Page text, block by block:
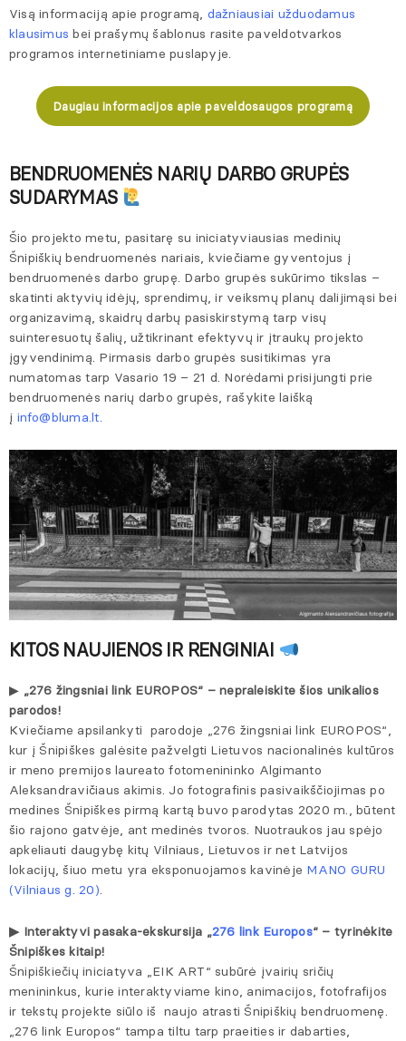
Visą informaciją apie programą, dažniausiai užduodamus
klausimus bei prašymų šablonus rasite paveldotvarkos
programos internetiniame puslapyje.
Daugiau informacijos apie paveldosaugos programą
BENDRUOMENĖS NARIŲ DARBO GRUPĖS
SUDARYMAS
Šio projekto metu, pasitarę su iniciatyviausias medinių
Šnipiškių bendruomenės nariais, kviečiame gyventojus į
bendruomenės darbo grupę. Darbo grupės sukūrimo tikslas –
skatinti aktyvių idėjų, sprendimų, ir veiksmų planų dalijimąsi bei
organizavimą, skaidrų darbų pasiskirstymą tarp visų
suinteresuotų šalių, užtikrinant efektyvų ir įtraukų projekto
įgyvendinimą. Pirmasis darbo grupės susitikimas yra
numatomas tarp Vasario 19 – 21 d. Norėdami prisijungti prie
bendruomenės narių darbo grupės, rašykite laišką
į info@bluma.lt.
KITOS NAUJIENOS IR RENGINIAI
▶ „276 žingsniai link EUROPOS“ – nepraleiskite šios unikalios
parodos!
Kviečiame apsilankyti parodoje „276 žingsniai link EUROPOS“,
kur į Šnipiškes galėsite pažvelgti Lietuvos nacionalinės kultūros
ir meno premijos laureato fotomenininko Algimanto
Aleksandravičiaus akimis. Jo fotografinis pasivaikščiojimas po
medines Šnipiškes pirmą kartą buvo parodytas 2020 m., būtent
šio rajono gatvėje, ant medinės tvoros. Nuotraukos jau spėjo
apkeliauti daugybę kitų Vilniaus, Lietuvos ir net Latvijos
lokacijų, šiuo metu yra eksponuojamos kavinėje MANO GURU
(Vilniaus g. 20).
▶ Interaktyvi pasaka-ekskursija „276 link Europos“ – tyrinėkite
Šnipiškes kitaip!
Šnipiškiečių iniciatyva „EIK ART“ subūrė įvairių sričių
menininkus, kurie interaktyviame kino, animacijos, fotofrafijos
ir tekstų projekte siūlo iš naujo atrasti Šnipiškių bendruomenę.
„276 link Europos“ tampa tiltu tarp praeities ir dabarties,